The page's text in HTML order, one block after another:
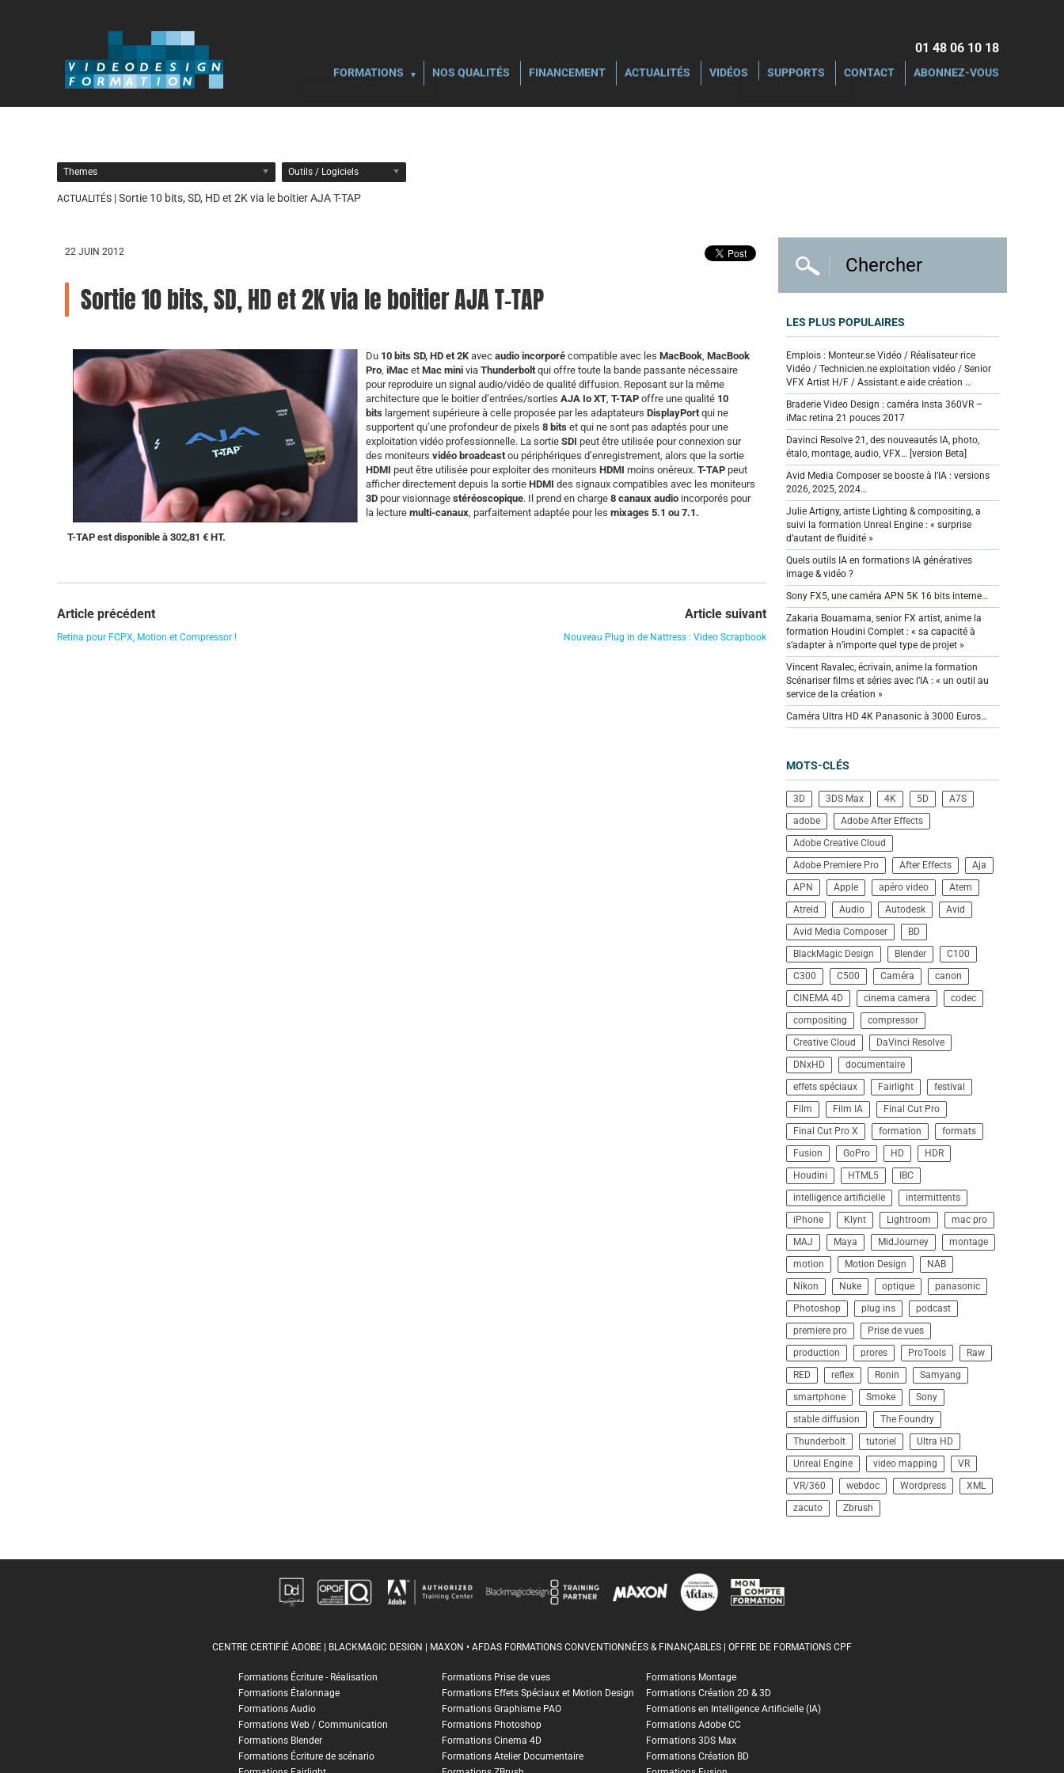
01 48 06 10 18‬
FORMATIONS NOS QUALITÉS FINANCEMENT ACTUALITÉS VIDÉOS SUPPORTS CONTACT ABONNEZ-VOUS
Themes Outils / Logiciels
ACTUALITÉS | Sortie 10 bits, SD, HD et 2K via le boitier AJA T-TAP
22 JUIN 2012
Sortie 10 bits, SD, HD et 2K via le boitier AJA T-TAP
Du 10 bits SD, HD et 2K avec audio incorporé compatible avec les MacBook MacBook
Pro iMac et Mac mini via Thunderbolt qui offre toute la bande passante nécessaire
pour reproduire un signal audio/vidéo de qualité diffusion. Reposant sur la même
architecture que le boitier d’entrées/sorties AJA Io XT T-TAP offre une qualité 10
bits largement supérieure à celle proposée par les adaptateurs DisplayPort qui ne
supportent qu’une profondeur de pixels 8 bits et qui ne sont pas adaptés pour une
exploitation vidéo professionnelle. La sortie SDI peut être utilisée pour connexion sur
des moniteurs vidéo broadcast ou périphériques d’enregistrement, alors que la sortie
HDMI peut être utilisée pour exploiter des moniteurs HDMI moins onéreux. T-TAP peut
afficher directement depuis la sortie HDMI des signaux compatibles avec les moniteurs
3D pour visionnage stéréoscopique. Il prend en charge 8 canaux audio incorporés pour
la lecture multi-canaux , parfaitement adaptée pour les mixages 5.1 ou 7.1.
T-TAP est disponible à 302,81 € HT.
Article précédent
Retina pour FCPX, Motion et Compressor !
Article suivant
Nouveau Plug in de Nattress : Video Scrapbook
LES PLUS POPULAIRES
Emplois : Monteur.se Vidéo / Réalisateur·rice
Vidéo / Technicien.ne exploitation vidéo / Senior
VFX Artist H/F / Assistant.e aide création …
Braderie Video Design : caméra Insta 360VR –
iMac retina 21 pouces 2017
Davinci Resolve 21, des nouveautés IA, photo,
étalo, montage, audio, VFX… [version Beta]
Avid Media Composer se booste à l’IA : versions
2026, 2025, 2024…
Julie Artigny, artiste Lighting & compositing, a
suivi la formation Unreal Engine : « surprise
d’autant de fluidité »
Quels outils IA en formations IA génératives
image & vidéo ?
Sony FX5, une caméra APN 5K 16 bits interne…
Zakaria Bouamama, senior FX artist, anime la
formation Houdini Complet : « sa capacité à
s’adapter à n’importe quel type de projet »
Vincent Ravalec, écrivain, anime la formation
Scénariser films et séries avec l’IA : « un outil au
service de la création »
Caméra Ultra HD 4K Panasonic à 3000 Euros…
MOTS-CLÉS
3D 3DS Max 4K 5D
A7S
adobe
Adobe After Effects
Adobe Creative Cloud
Adobe Premiere Pro
After Effects
Aja
APN
Apple apéro video
Atem
Atreid
Audio Autodesk
Avid
Avid Media Composer
BD
BlackMagic Design
Blender
C100
C300
C500 Caméra
canon
CINEMA 4D
cinema camera
codec
compositing
compressor
Creative Cloud
DaVinci Resolve
DNxHD
documentaire
effets spéciaux
Fairlight
festival
Film
Film IA
Final Cut Pro
Final Cut Pro X
formation
formats
Fusion
GoPro HD
HDR
Houdini
HTML5
IBC
intelligence artificielle
intermittents
iPhone
Klynt Lightroom
mac pro
MAJ
Maya MidJourney
montage
motion
Motion Design
NAB
Nikon
Nuke optique
panasonic
Photoshop
plug ins
podcast
premiere pro
Prise de vues
production
prores ProTools
Raw
RED
reflex Ronin
Samyang
smartphone
Smoke
Sony
stable diffusion
The Foundry
Thunderbolt
tutoriel
Ultra HD
Unreal Engine
video mapping
VR
VR/360
webdoc Wordpress
XML
zacuto
Zbrush
CENTRE CERTIFIÉ ADOBE | BLACKMAGIC DESIGN | MAXON • AFDAS FORMATIONS CONVENTIONNÉES & FINANÇABLES | OFFRE DE FORMATIONS CPF
Formations Écriture - Réalisation Formations Prise de vues
Formations Montage
Formations Étalonnage
Formations Effets Spéciaux et Motion Design
Formations Création 2D & 3D
Formations Audio
Formations Graphisme PAO
Formations en Intelligence Artificielle (IA)
Formations Web / Communication
Formations Photoshop
Formations Adobe CC
Formations Blender
Formations Cinema 4D
Formations 3DS Max
Formations Écriture de scénario
Formations Atelier Documentaire
Formations Création BD